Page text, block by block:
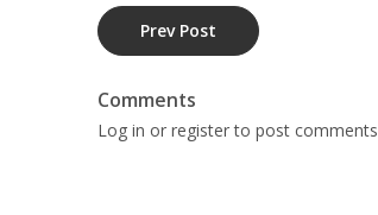
Prev Post
Comments
Log in or register to post comments